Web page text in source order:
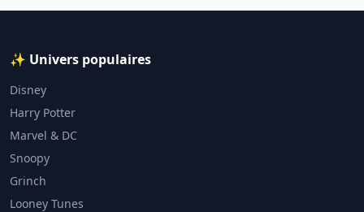
✨ Univers populaires
Disney
Harry Potter
Marvel & DC
Snoopy
Grinch
Looney Tunes